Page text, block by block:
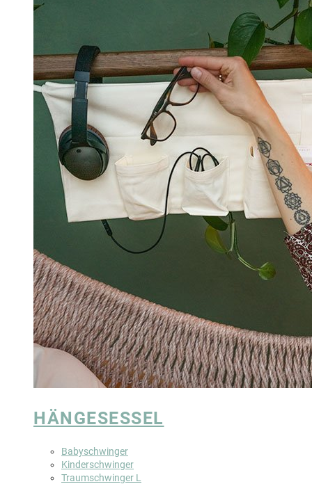
HÄNGESESSEL
Babyschwinger
Kinderschwinger
Traumschwinger L